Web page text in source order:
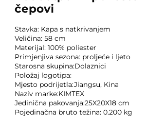
čepovi
Stavka: Kapa s natkrivanjem
Veličina: 58 cm
Materijal: 100% poliester
Primjenjiva sezona: proljeće i ljeto
Starosna skupina:Dolaznici
Položaj logotipa:
Mjesto podrijetla:Jiangsu, Kina
Naziv marke:KIMTEX
Jedinična pakovanja:25X20X18 cm
Pojedinačna bruto težina: 0.200 kg